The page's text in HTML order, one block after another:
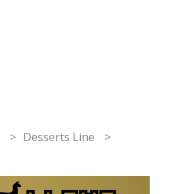
Desserts Line